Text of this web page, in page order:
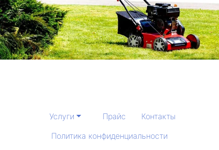
Услуги Прайс
Контакты
Политика конфиденциальности